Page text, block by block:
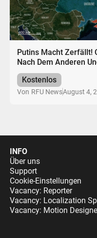
Putins Macht Zerfällt!
Nach Dem Anderen
Kostenlos
Von RFU NewsAugust 4,
INFO
Über uns
Support
Cookie-Einstellungen
Vacancy: Reporter
Vacancy: Localization
Vacancy: Motion